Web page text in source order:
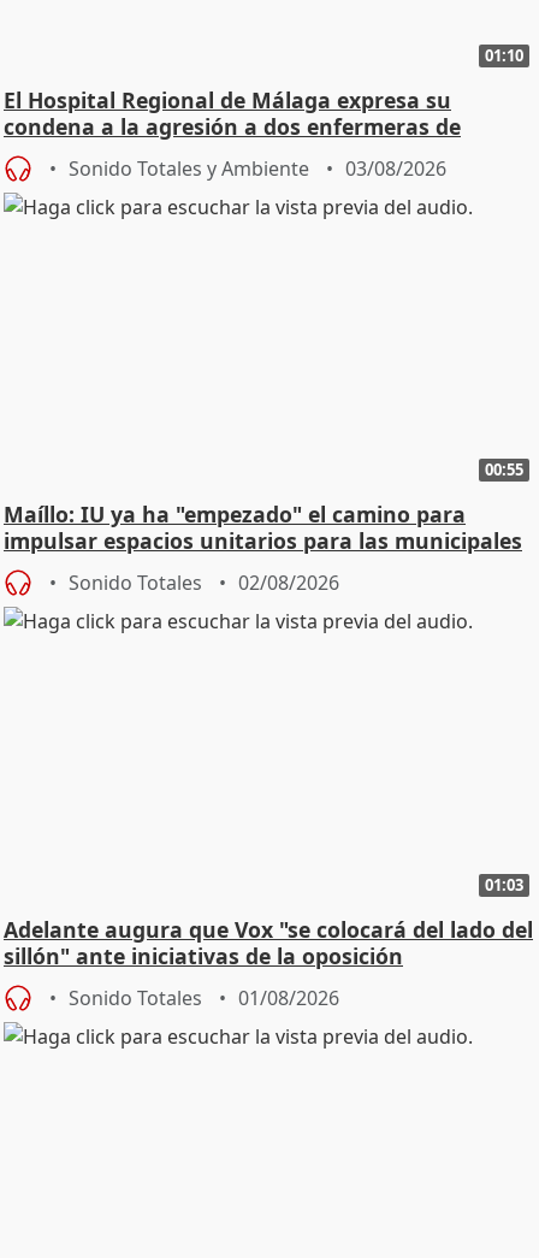
01:10
El Hospital Regional de Málaga expresa su
condena a la agresión a dos enfermeras de
Urgencias
Sonido Totales y Ambiente 03/08/2026
00:55
Maíllo: IU ya ha "empezado" el camino para
impulsar espacios unitarios para las municipales
Sonido Totales 02/08/2026
01:03
Adelante augura que Vox "se colocará del lado del
sillón" ante iniciativas de la oposición
Sonido Totales 01/08/2026